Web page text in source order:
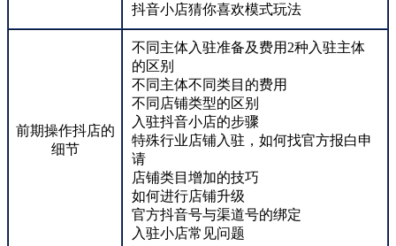
抖音小店猜你喜欢模式玩法
前期操作抖店的
细节
不同主体入驻准备及费用2种入驻主体
的区别
不同主体不同类目的费用
不同店铺类型的区别
入驻抖音小店的步骤
特殊行业店铺入驻，如何找官方报白申
请
店铺类目增加的技巧
如何进行店铺升级
官方抖音号与渠道号的绑定
入驻小店常见问题